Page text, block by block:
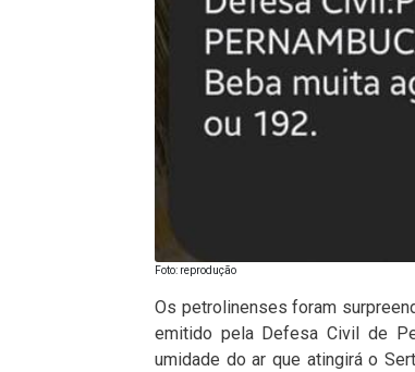
Foto: reprodução
Os petrolinenses foram
emitido pela Defesa Civil de
umidade do ar que atingirá o